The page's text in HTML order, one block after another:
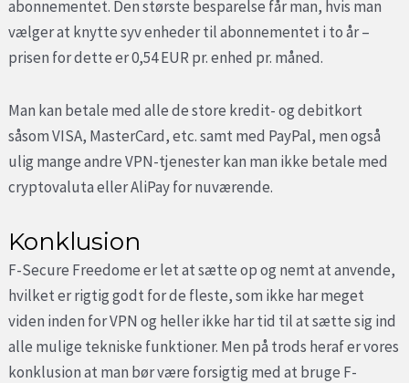
abonnementet. Den største besparelse får man, hvis man
vælger at knytte syv enheder til abonnementet i to år –
prisen for dette er 0,54 EUR pr. enhed pr. måned.
Man kan betale med alle de store kredit- og debitkort
såsom VISA, MasterCard, etc. samt med PayPal, men også
ulig mange andre VPN-tjenester kan man ikke betale med
cryptovaluta eller AliPay for nuværende.
Konklusion
F-Secure Freedome er let at sætte op og nemt at anvende,
hvilket er rigtig godt for de fleste, som ikke har meget
viden inden for VPN og heller ikke har tid til at sætte sig ind
alle mulige tekniske funktioner. Men på trods heraf er vores
konklusion at man bør være forsigtig med at bruge F-